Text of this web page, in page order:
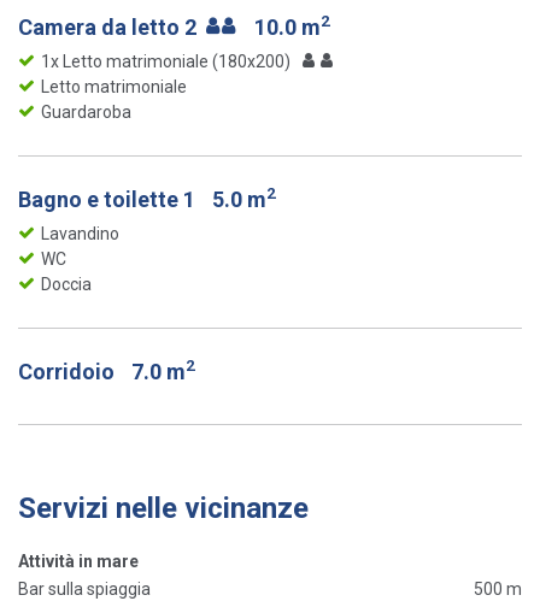
Camera da letto 2 10.0 m2
1x Letto matrimoniale (180x200)
Letto matrimoniale
Guardaroba
Bagno e toilette 1 5.0 m2
Lavandino
WC
Doccia
Corridoio 7.0 m2
Servizi nelle vicinanze
Attività in mare
Bar sulla spiaggia
500 m